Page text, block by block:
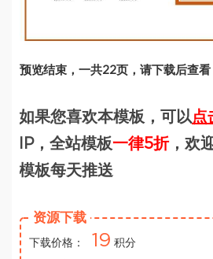
预览结束，一共22页，请下载后查看
如果您喜欢本模板，可以点
IP，全站模板一律5折，欢
模板每天推送
资源下载
下载价格： 19 积分